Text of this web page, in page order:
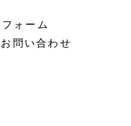
ォーム
お問い合わせ